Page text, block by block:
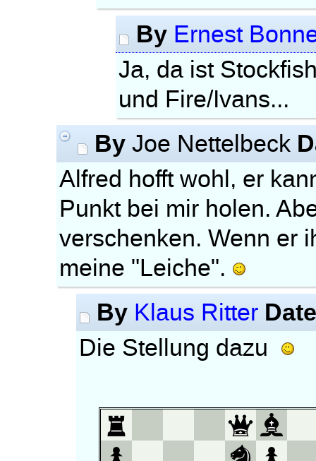
By Ernest
Ja, da ist
und Fire/Ivans...
By Joe Nettelbeck
Alfred hofft wohl, er
Punkt bei mir holen.
verschenken. Wenn er
meine "Leiche".
By Klaus Ritter
Die Stellung dazu